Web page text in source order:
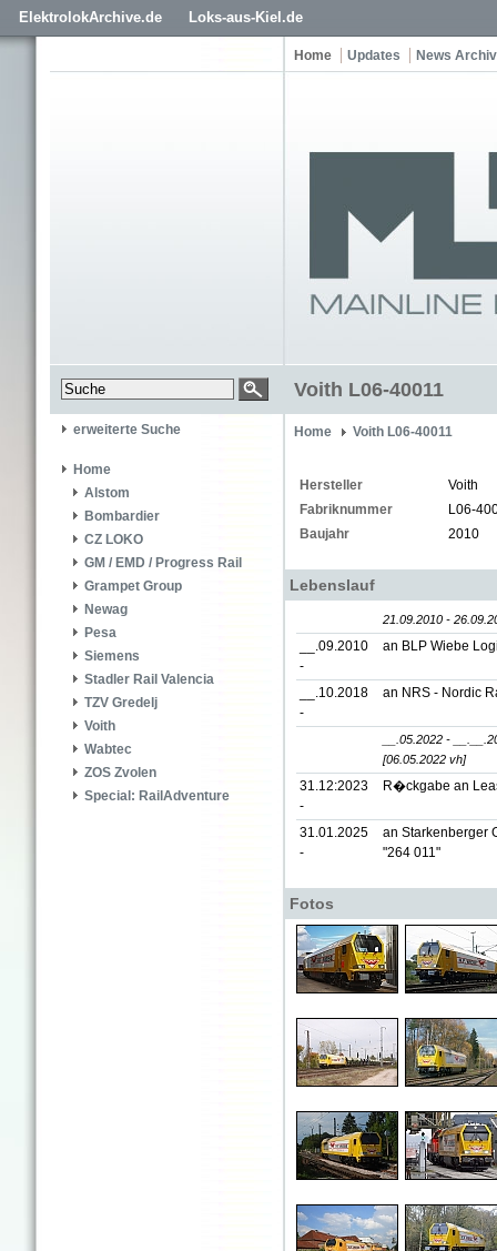
ElektrolokArchive.de Loks-aus-Kiel.de
Home Updates News Archiv
Voith L06-40011
erweiterte Suche
Home
Alstom
Bombardier
CZ LOKO
GM / EMD / Progress Rail
Grampet Group
Newag
Pesa
Siemens
Stadler Rail Valencia
TZV Gredelj
Voith
Wabtec
ZOS Zvolen
Special: RailAdventure
Home Voith L06-40011
Hersteller
Voith
Fabriknummer
L06-
Baujahr
2010
Lebenslauf
21.09.2010 -
__.09.2010
-
an BLP Wiebe
__.10.2018
-
an NRS - Nordic
__.05.2022 -
[06.05.2022 vh]
31.12:2023
-
R�ckgabe an
31.01.2025
-
an Starkenberger
"264 011"
Fotos